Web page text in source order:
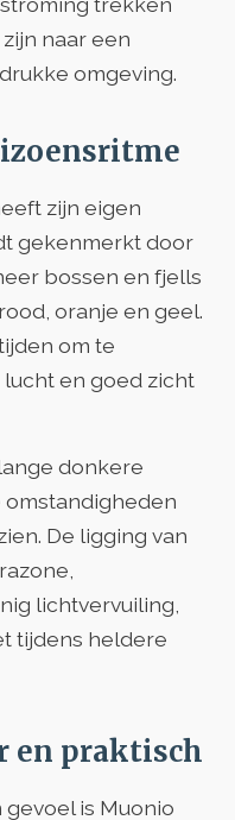
naar een
omgeving.
zijn eigen
gekenmerkt door
bossen en fjells
oranje en geel.
om te
en goed zicht
donkere
De ligging van
lichtvervuiling,
tijdens heldere
en praktisch
is Muonio